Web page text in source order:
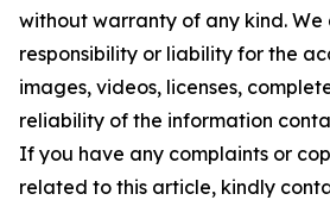
without warranty of any kind.
responsibility or liability for the
images, videos, licenses,
reliability of the information
If you have any complaints or
related to this article, kindly